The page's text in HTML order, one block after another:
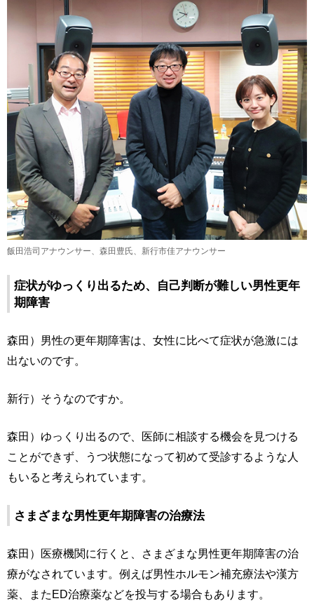
飯田浩司アナウンサー、森田豊氏、新行市佳アナウンサー
症状がゆっくり出るため、自己判断が難しい男性更年
期障害
森田）男性の更年期障害は、女性に比べて症状が急激には
出ないのです。
新行）そうなのですか。
森田）ゆっくり出るので、医師に相談する機会を見つける
ことができず、うつ状態になって初めて受診するような人
もいると考えられています。
さまざまな男性更年期障害の治療法
森田）医療機関に行くと、さまざまな男性更年期障害の治
療がなされています。例えば男性ホルモン補充療法や漢方
薬、またED治療薬などを投与する場合もあります。